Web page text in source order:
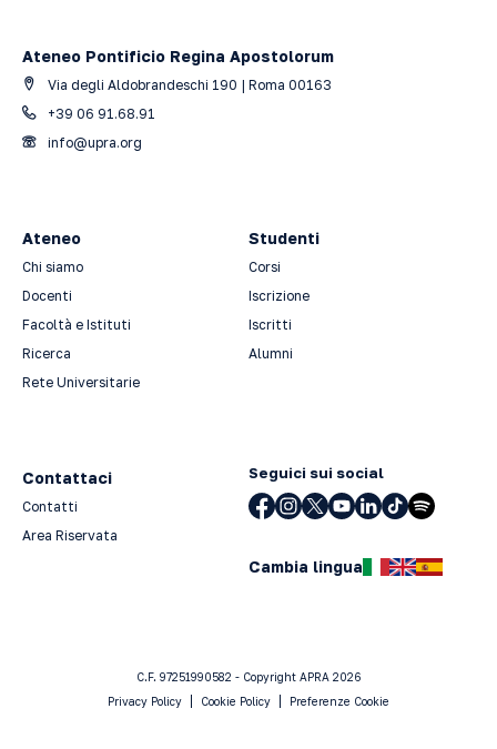
Ateneo Pontificio Regina Apostolorum
Via degli Aldobrandeschi 190 | Roma 00163
+39 06 91.68.91
info@upra.org
Ateneo
Chi siamo
Docenti
Facoltà e Istituti
Ricerca
Rete Universitarie
Studenti
Corsi
Iscrizione
Iscritti
Alumni
Contattaci
Contatti
Area Riservata
Seguici sui social
Cambia lingua
C.F. 97251990582 - Copyright APRA 2026
Privacy Policy
Cookie Policy Preferenze Cookie